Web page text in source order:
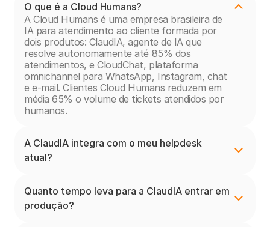
O que é a Cloud Humans?
A Cloud Humans é uma empresa brasileira de
IA para atendimento ao cliente formada por
dois produtos: ClaudIA, agente de IA que
resolve autonomamente até 85% dos
atendimentos, e CloudChat, plataforma
omnichannel para WhatsApp, Instagram, chat
e e-mail. Clientes Cloud Humans reduzem em
média 65% o volume de tickets atendidos por
humanos.
A ClaudIA integra com o meu helpdesk
atual?
Quanto tempo leva para a ClaudIA entrar em
produção?